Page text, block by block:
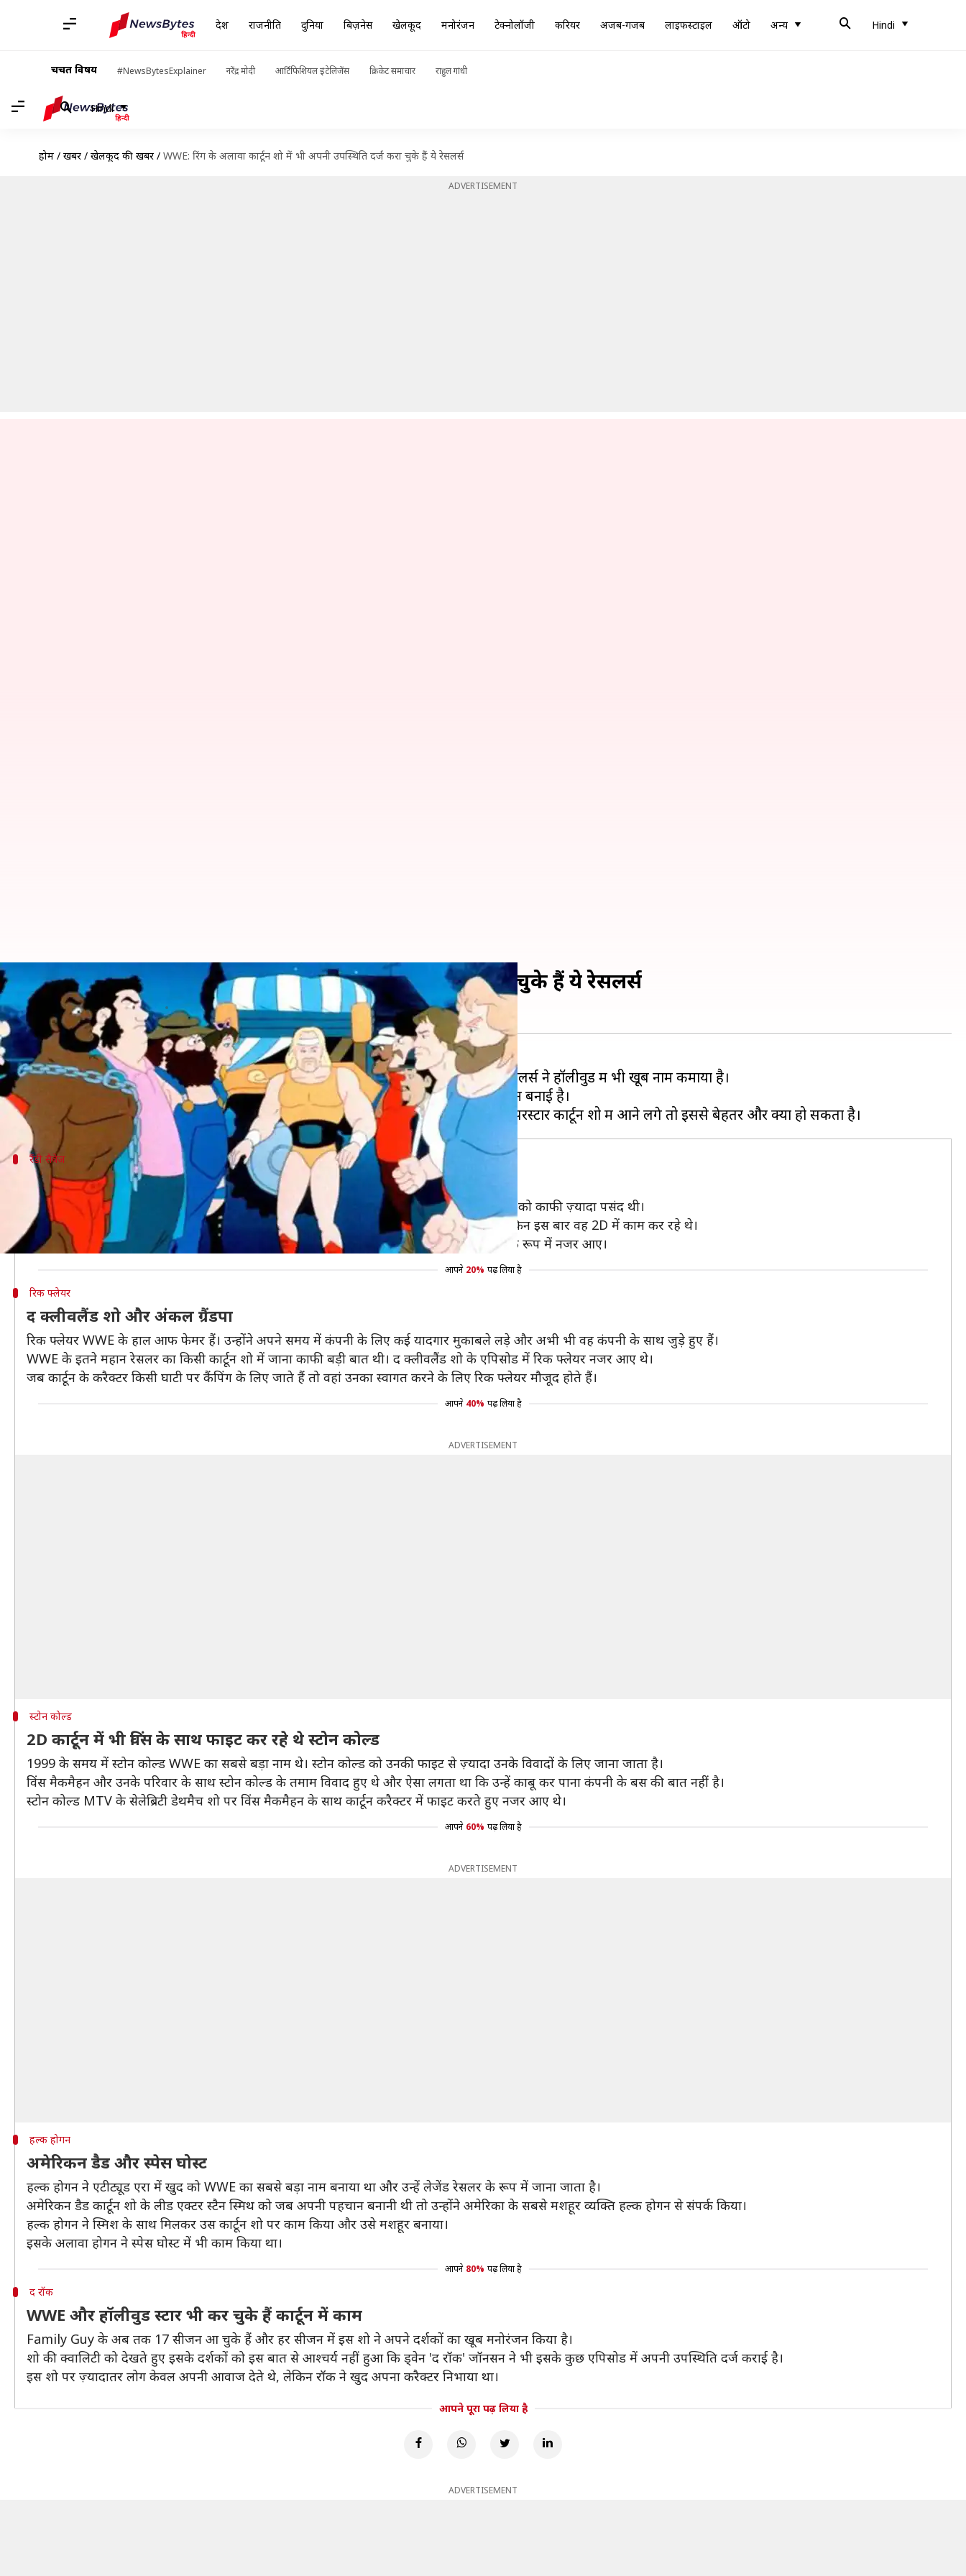
देश राजनीति दुनिया बिज़नेस खेलकूद मनोरंजन टेक्नोलॉजी करियर अजब-गजब लाइफस्टाइल ऑटो अन्य Hindi
चर्चित विषय #NewsBytesExplainer नरेंद्र मोदी आर्टिफिशियल इंटेलिजेंस क्रिकेट समाचार राहुल गांधी
Hindi
होम / खबरें / खेलकूद की खबरें / WWE: रिंग के अलावा कार्टून शो में भी अपनी उपस्थिति दर्ज करा चुके हैं ये रेसलर्स
ADVERTISEMENT
WWE: रिंग के अलावा कार्टून शो में भी अपनी उपस्थिति दर्ज करा चुके हैं ये रेसलर्स
लेखन Neeraj Pandey Feb 24, 2019 07:40 pm
क्या है खबर?
WWE में बहुत से सफल रेसलर रहे हैं जिन्होंने काफी बड़ी फैन फॉलोविंग बना रखी है। WWE के रेसलर्स ने हॉलीवुड में भी खूब नाम कमाया है।
कई रेसलर्स ऐसे भी रहे हैं जिन्होंने हॉलीवुड के बजाय कार्टून इंडस्ट्री में भी अपनी अच्छी खासी पहचान बनाई है।
रैंडी सैवेज
किंग ऑफ द हिल
रैंडी सैवेज WWE के काफी मशहूर रेसलर थे। उनकी फिजिक और माइक पर उनकी आवाज दोनों ही लोगों को काफी ज़्यादा पसंद थी।
1996 में सैवेज ने पहली बार कार्टून में काम किया था और फिर 1997 में दूसरी बार वह कार्टून में आए, लेकिन इस बार वह 2D में काम कर रहे थे।
हालांकि, 2007 में उन्होंने अपना बेस्ट कार्टून परफॉर्मेंस दिया जब वह किंग ऑफ हिल में एक बॉडीबिल्डर के रूप में नजर आए।
आपने 20% पढ़ लिया है
रिक फ्लेयर
द क्लीवलैंड शो और अंकल ग्रैंडपा
रिक फ्लेयर WWE के हाल आफ फेमर हैं। उन्होंने अपने समय में कंपनी के लिए कई यादगार मुकाबले लड़े और अभी भी वह कंपनी के साथ जुड़े हुए हैं।
WWE के इतने महान रेसलर का किसी कार्टून शो में जाना काफी बड़ी बात थी। द क्लीवलैंड शो के एपिसोड में रिक फ्लेयर नजर आए थे।
जब कार्टून के करैक्टर किसी घाटी पर कैंपिंग के लिए जाते हैं तो वहां उनका स्वागत करने के लिए रिक फ्लेयर मौजूद होते हैं।
आपने 40% पढ़ लिया है
ADVERTISEMENT
स्टोन कोल्ड
2D कार्टून में भी विंस के साथ फाइट कर रहे थे स्टोन कोल्ड
1999 के समय में स्टोन कोल्ड WWE का सबसे बड़ा नाम थे। स्टोन कोल्ड को उनकी फाइट से ज़्यादा उनके विवादों के लिए जाना जाता है।
विंस मैकमैहन और उनके परिवार के साथ स्टोन कोल्ड के तमाम विवाद हुए थे और ऐसा लगता था कि उन्हें काबू कर पाना कंपनी के बस की बात नहीं है।
स्टोन कोल्ड MTV के सेलेब्रिटी डेथमैच शो पर विंस मैकमैहन के साथ कार्टून करैक्टर में फाइट करते हुए नजर आए थे।
आपने 60% पढ़ लिया है
ADVERTISEMENT
हल्क होगन
अमेरिकन डैड और स्पेस घोस्ट
हल्क होगन ने एटीट्यूड एरा में खुद को WWE का सबसे बड़ा नाम बनाया था और उन्हें लेजेंड रेसलर के रूप में जाना जाता है।
अमेरिकन डैड कार्टून शो के लीड एक्टर स्टैन स्मिथ को जब अपनी पहचान बनानी थी तो उन्होंने अमेरिका के सबसे मशहूर व्यक्ति हल्क होगन से संपर्क किया।
हल्क होगन ने स्मिश के साथ मिलकर उस कार्टून शो पर काम किया और उसे मशहूर बनाया।
इसके अलावा होगन ने स्पेस घोस्ट में भी काम किया था।
आपने 80% पढ़ लिया है
द रॉक
WWE और हॉलीवुड स्टार भी कर चुके हैं कार्टून में काम
Family Guy के अब तक 17 सीजन आ चुके हैं और हर सीजन में इस शो ने अपने दर्शकों का खूब मनोरंजन किया है।
शो की क्वालिटी को देखते हुए इसके दर्शकों को इस बात से आश्चर्य नहीं हुआ कि ड्वेन 'द रॉक' जॉनसन ने भी इसके कुछ एपिसोड में अपनी उपस्थिति दर्ज कराई है।
इस शो पर ज़्यादातर लोग केवल अपनी आवाज देते थे, लेकिन रॉक ने खुद अपना करैक्टर निभाया था।
आपने पूरा पढ़ लिया है
ADVERTISEMENT